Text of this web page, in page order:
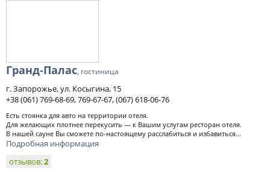
Гранд-Палас, гостиница
г. Запорожье, ул. Косыгина, 15
+38 (061) 769-68-69, 769-67-67, (067) 618-06-76
Есть стоянка для авто на территории отеля.
Для желающих плотнее перекусить — к Вашим услугам ресторан отеля.
В нашей сауне Вы сможете по-настоящему расслабиться и избавиться...
Подробная информация
отзывов:2